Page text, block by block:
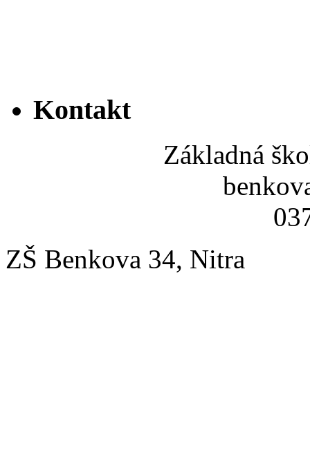
Kontakt
Základná
ZŠ Benkova 34, Nitra